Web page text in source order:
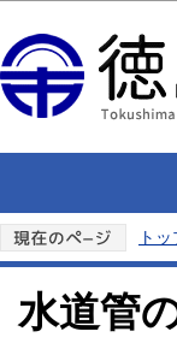
ト
水道管